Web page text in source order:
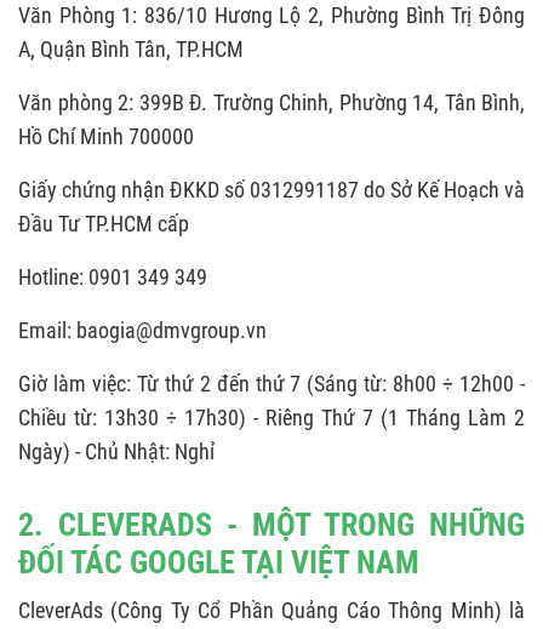
Văn Phòng 1: 836/10 Hương Lộ 2, Phường Bình Trị Đông
A, Quận Bình Tân, TP.HCM
Văn phòng 2: 399B Đ. Trường Chinh, Phường 14, Tân Bình,
Hồ Chí Minh 700000
Giấy chứng nhận ĐKKD số 0312991187 do Sở Kế Hoạch và
Đầu Tư TP.HCM cấp
Hotline: 0901 349 349
Email: baogia@dmvgroup.vn
Giờ làm việc: Từ thứ 2 đến thứ 7 (Sáng từ: 8h00 ÷ 12h00 -
Chiều từ: 13h30 ÷ 17h30) - Riêng Thứ 7 (1 Tháng Làm 2
Ngày) - Chủ Nhật: Nghỉ
2. CLEVERADS - MỘT TRONG NHỮNG
ĐỐI TÁC GOOGLE TẠI VIỆT NAM
CleverAds (Công Ty Cổ Phần Quảng Cáo Thông Minh) là